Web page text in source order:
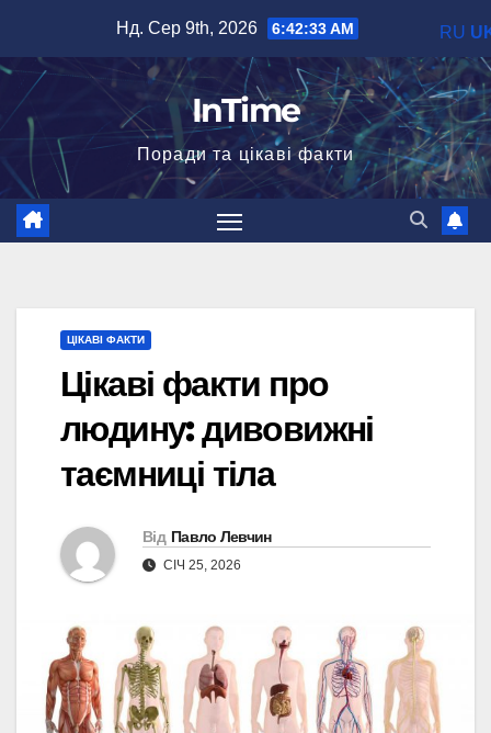
вмісту
Нд. Сер 9th, 2026 6:42:34 AM
InTime
Поради та цікаві факти
ЦІКАВІ ФАКТИ
Цікаві факти про
людину: дивовижні
таємниці тіла
Від Павло Левчин
СІЧ 25, 2026
RU